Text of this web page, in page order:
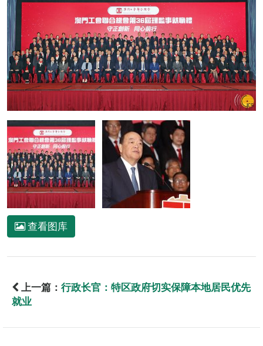
查看图库
上一篇： 行政长官：特区政府切实保障本地居民优先
就业